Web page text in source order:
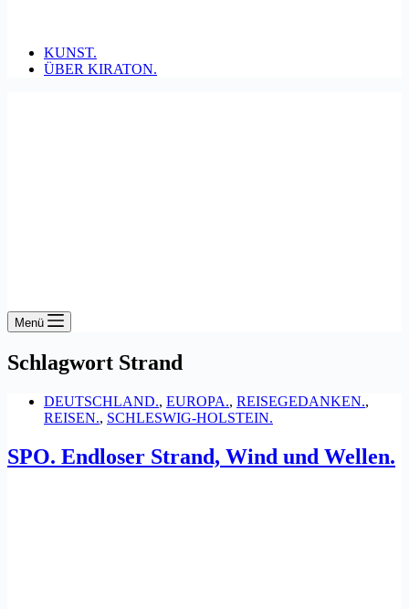
KUNST.
ÜBER KIRATON.
Menü
Schlagwort Strand
DEUTSCHLAND., EUROPA., REISEGEDANKEN.,
REISEN., SCHLESWIG-HOLSTEIN.
SPO. Endloser Strand, Wind und Wellen.